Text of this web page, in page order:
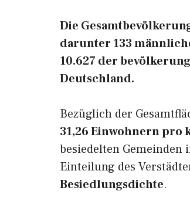
Die
darunter 133
10.627 der
Deutschland.
Bezüglich der
31,26 Einwohnern pro
besiedelten
Einteilung des
Besiedlungsdichte.